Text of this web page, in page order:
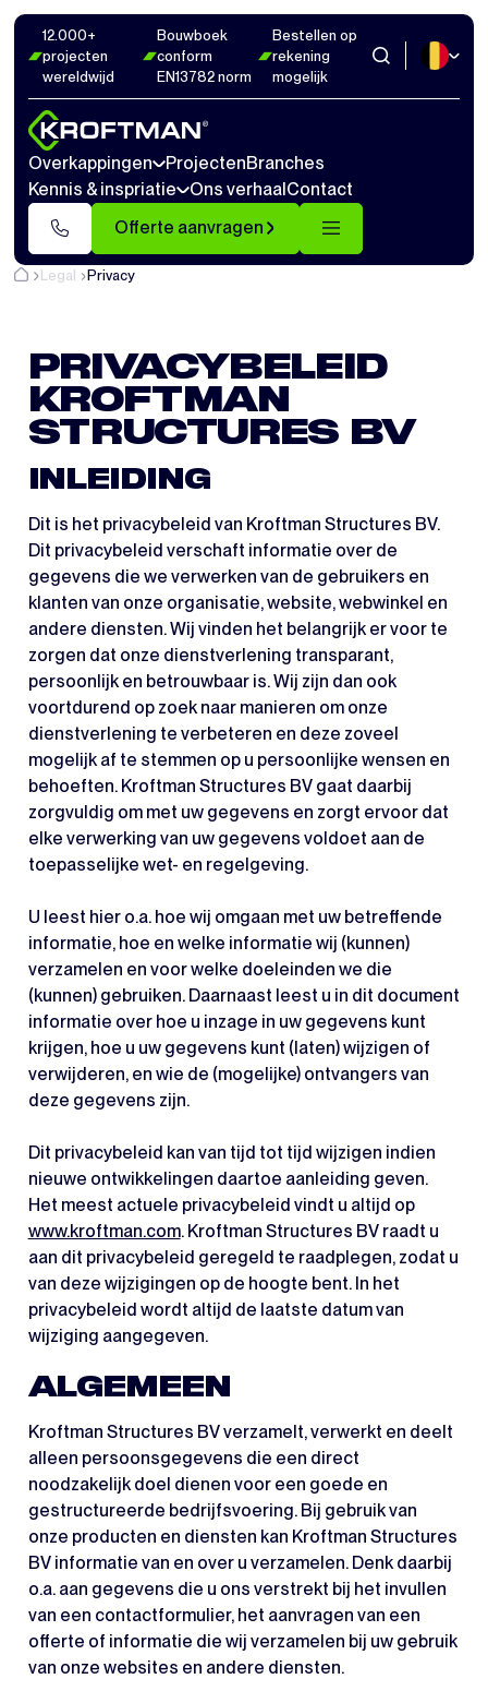
12.000+
projecten
wereldwijd
Bouwboek
conform
EN13782 norm
Bestellen op
rekening
mogelijk
Overkappingen ProjectenBranches
Kennis & inspriatie
Ons verhaalContact
Offerte aanvragen
Legal Privacy
PRIVACYBELEID
KROFTMAN
STRUCTURES BV
INLEIDING
Dit is het privacybeleid van Kroftman Structures BV.
Dit privacybeleid verschaft informatie over de
gegevens die we verwerken van de gebruikers en
klanten van onze organisatie, website, webwinkel en
andere diensten. Wij vinden het belangrijk er voor te
zorgen dat onze dienstverlening transparant,
persoonlijk en betrouwbaar is. Wij zijn dan ook
voortdurend op zoek naar manieren om onze
dienstverlening te verbeteren en deze zoveel
mogelijk af te stemmen op u persoonlijke wensen en
behoeften. Kroftman Structures BV gaat daarbij
zorgvuldig om met uw gegevens en zorgt ervoor dat
elke verwerking van uw gegevens voldoet aan de
toepasselijke wet- en regelgeving.
U leest hier o.a. hoe wij omgaan met uw betreffende
informatie, hoe en welke informatie wij (kunnen)
verzamelen en voor welke doeleinden we die
(kunnen) gebruiken. Daarnaast leest u in dit document
informatie over hoe u inzage in uw gegevens kunt
krijgen, hoe u uw gegevens kunt (laten) wijzigen of
verwijderen, en wie de (mogelijke) ontvangers van
deze gegevens zijn.
Dit privacybeleid kan van tijd tot tijd wijzigen indien
nieuwe ontwikkelingen daartoe aanleiding geven.
Het meest actuele privacybeleid vindt u altijd op
www.kroftman.com. Kroftman Structures BV raadt u
aan dit privacybeleid geregeld te raadplegen, zodat u
van deze wijzigingen op de hoogte bent. In het
privacybeleid wordt altijd de laatste datum van
wijziging aangegeven.
ALGEMEEN
Kroftman Structures BV verzamelt, verwerkt en deelt
alleen persoonsgegevens die een direct
noodzakelijk doel dienen voor een goede en
gestructureerde bedrijfsvoering. Bij gebruik van
onze producten en diensten kan Kroftman Structures
BV informatie van en over u verzamelen. Denk daarbij
o.a. aan gegevens die u ons verstrekt bij het invullen
van een contactformulier, het aanvragen van een
offerte of informatie die wij verzamelen bij uw gebruik
van onze websites en andere diensten.